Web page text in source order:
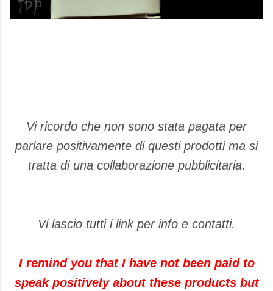
Vi ricordo che non sono stata pagata per
parlare positivamente di questi prodotti ma si
tratta di una collaborazione pubblicitaria.
Vi lascio tutti i link per info e contatti.
I remind you that I have not been paid to
speak positively about these products but